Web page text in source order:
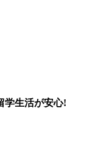
学生活が安心!